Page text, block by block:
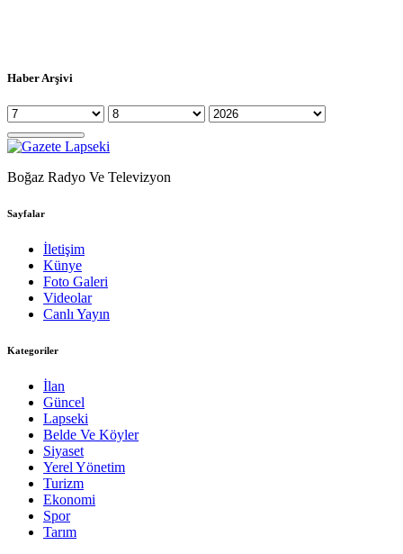
Haber Arşivi
Boğaz Radyo Ve Televizyon
Sayfalar
İletişim
Künye
Foto Galeri
Videolar
Canlı Yayın
Kategoriler
İlan
Güncel
Lapseki
Belde Ve Köyler
Siyaset
Yerel Yönetim
Turizm
Ekonomi
Spor
Tarım